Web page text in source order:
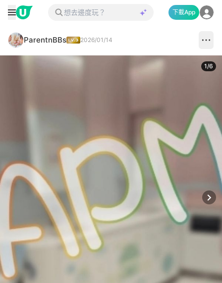
下載App
ParentnBBs 2026/01/14
1/6